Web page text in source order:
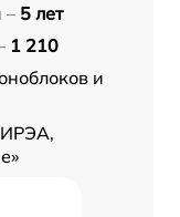
– 5 лет
1 210
и